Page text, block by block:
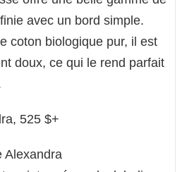
avec un bord simple.
coton biologique pur, il est
doux, ce qui le rend parfait
525 $+